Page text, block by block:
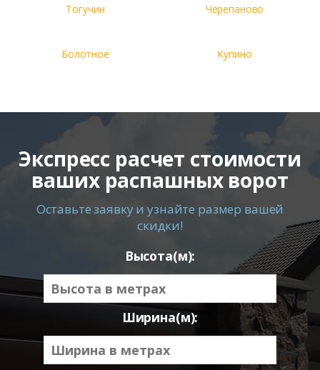
Тогучин Черепаново
Болотное Купино
Экспресс расчет стоимости
ваших распашных ворот
Оставьте заявку и узнайте размер вашей
скидки!
Высота(м):
Ширина(м):